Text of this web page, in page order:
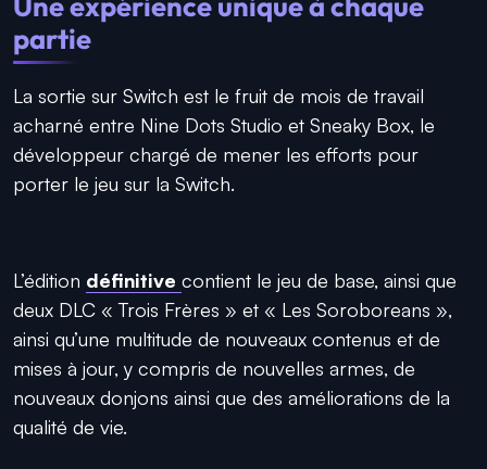
partie
La sortie sur Switch est le fruit de mois de travail
acharné entre Nine Dots Studio et Sneaky Box, le
développeur chargé de mener les efforts pour
porter le jeu sur la Switch.
L’édition définitive contient le jeu de base, ainsi que
deux DLC « Trois Frères » et « Les Soroboreans »,
ainsi qu’une multitude de nouveaux contenus et de
mises à jour, y compris de nouvelles armes, de
nouveaux donjons ainsi que des améliorations de la
qualité de vie.